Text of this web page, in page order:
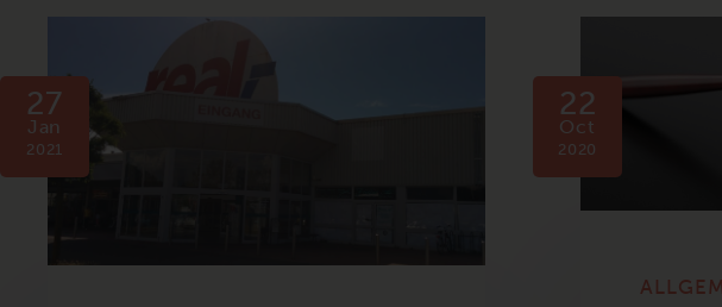
27
Jan
2021
22
Oct
2020